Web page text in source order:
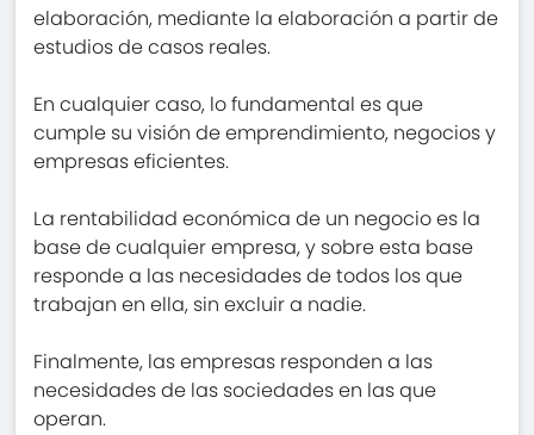
elaboración, mediante la elaboración a partir de
estudios de casos reales.
En cualquier caso, lo fundamental es que
cumple su visión de emprendimiento, negocios y
empresas eficientes.
La rentabilidad económica de un negocio es la
base de cualquier empresa, y sobre esta base
responde a las necesidades de todos los que
trabajan en ella, sin excluir a nadie.
Finalmente, las empresas responden a las
necesidades de las sociedades en las que
operan.